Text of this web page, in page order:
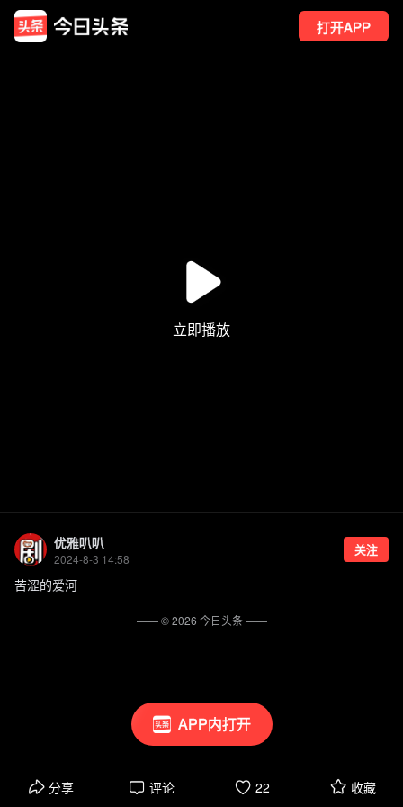
打开APP
APP内打开
优雅叭叭
2024-8-3 14:58
关注
苦涩的爱河
分享 评论 22 收藏
—— ©2026 今日头条——